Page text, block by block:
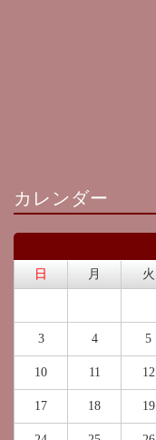
カレンダー
日 月 火
3 4 5
10 11 12
17 18 19